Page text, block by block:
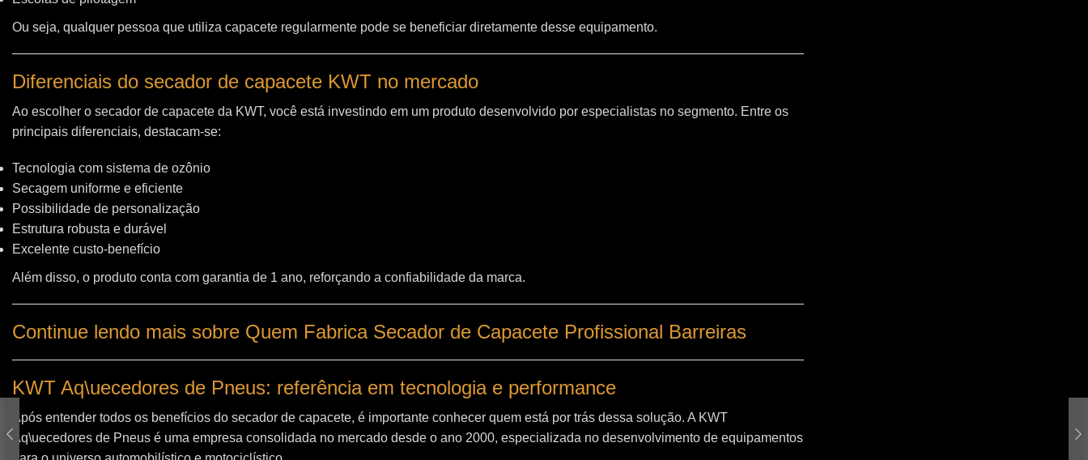
Ou seja, qualquer pessoa que utiliza capacete regularmente pode se beneficiar diretamente desse equipamento.
Diferenciais do secador de capacete KWT no mercado
Ao escolher o secador de capacete da KWT, você está investindo em um produto desenvolvido por especialistas no segmento. Entre os
principais diferenciais, destacam-se:
Tecnologia com sistema de ozônio
Secagem uniforme e eficiente
Possibilidade de personalização
Estrutura robusta e durável
Excelente custo-benefício
Além disso, o produto conta com garantia de 1 ano, reforçando a confiabilidade da marca.
Continue lendo mais sobre Quem Fabrica Secador de Capacete Profissional Barreiras
KWT Aq\uecedores de Pneus: referência em tecnologia e performance
Após entender todos os benefícios do secador de capacete, é importante conhecer quem está por trás dessa solução. A KWT
Aq\uecedores de Pneus é uma empresa consolidada no mercado desde o ano 2000, especializada no desenvolvimento de equipamentos